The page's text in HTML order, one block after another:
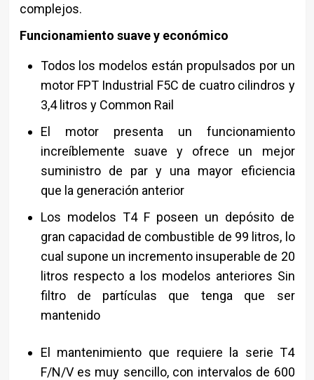
complejos.
Funcionamiento suave y económico
Todos los modelos están propulsados por un
motor FPT Industrial F5C de cuatro cilindros y
3,4 litros y Common Rail
El motor presenta un funcionamiento
increíblemente suave y ofrece un mejor
suministro de par y una mayor eficiencia
que la generación anterior
Los modelos T4 F poseen un depósito de
gran capacidad de combustible de 99 litros, lo
cual supone un incremento insuperable de 20
litros respecto a los modelos anteriores Sin
filtro de partículas que tenga que ser
mantenido
El mantenimiento que requiere la serie T4
F/N/V es muy sencillo, con intervalos de 600